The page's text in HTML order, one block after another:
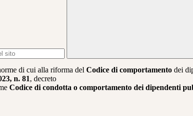
di cui alla riforma del Codice di comportamento dei
n. 81, decreto
Codice di condotta o comportamento dei dipendenti